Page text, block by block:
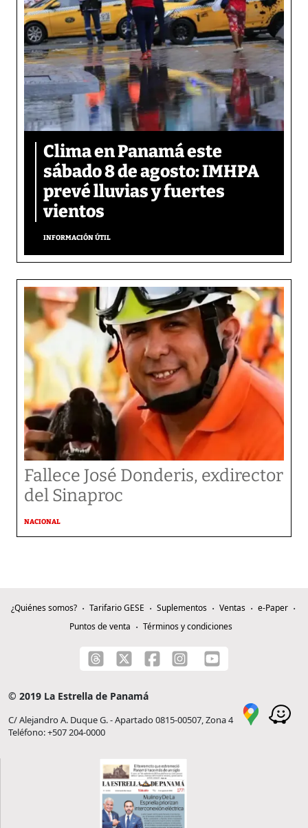
Clima en Panamá este
sábado 8 de agosto: IMHPA
prevé lluvias y fuertes
vientos
INFORMACIÓN ÚTIL
Fallece José Donderis, exdirector
del Sinaproc
NACIONAL
¿Quiénes somos? Tarifario GESE Suplementos Ventas
e-Paper
Puntos de venta
Términos y condiciones
© 2019 La Estrella de Panamá
C/ Alejandro A. Duque G. - Apartado 0815-00507, Zona 4
Teléfono: +507 204-0000